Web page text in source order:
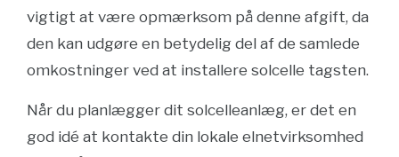
vigtigt at være opmærksom på denne afgift, da
den kan udgøre en betydelig del af de samlede
omkostninger ved at installere solcelle tagsten.
Når du planlægger dit solcelleanlæg, er det en
god idé at kontakte din lokale elnetvirksomhed